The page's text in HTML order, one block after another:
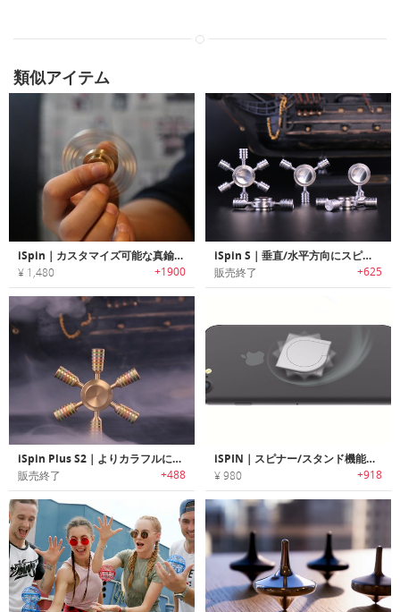
類似アイテム
iSpin｜カスタマイズ可能な真鍮製高精度ハンドスピナー「アイスピン」
¥ 1,480 +1900
iSpin S｜垂直/水平方向にスピン可能なハンドスピナー「iSpin S」
販売終了 +625
iSpin Plus S2｜よりカラフルになった世界中で大人気のiSpinの新型ハンドスピナー「iSpin Plus S2」
販売終了 +488
iSPIN｜スピナー/スタンド機能搭載モバイルリング
¥ 980 +918